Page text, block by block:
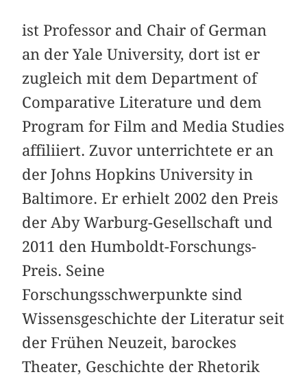
ist Professor and Chair of German
an der Yale University, dort ist er
zugleich mit dem Department of
Comparative Literature und dem
Program for Film and Media Studies
affiliiert. Zuvor unterrichtete er an
der Johns Hopkins University in
Baltimore. Er erhielt 2002 den Preis
der Aby Warburg-Gesellschaft und
2011 den Humboldt-Forschungs-
Preis. Seine
Forschungsschwerpunkte sind
Wissensgeschichte der Literatur seit
der Frühen Neuzeit, barockes
Theater, Geschichte der Rhetorik